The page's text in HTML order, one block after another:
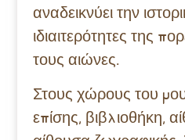
αναδεικνύει την
ιδιαιτερότητες της
τους αιώνες.
Στους χώρους του
επίσης, βιβλιοθήκη,